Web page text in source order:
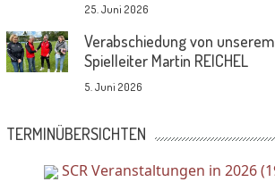
25. Juni 2026
Verabschiedung von
Spielleiter Martin REICHEL
5. Juni 2026
TERMINÜBERSICHTEN
SCR Veranstaltungen in 2026